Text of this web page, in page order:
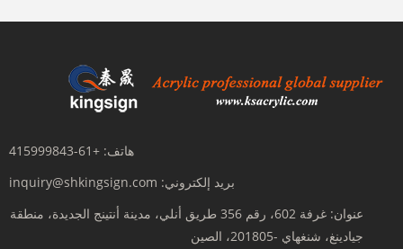
هاتف: +61-415999843
بريد إلكتروني: inquiry@shkingsign.com
عنوان:
غرفة 602، رقم 356 طريق أنلي، مدينة أنتينج الجديدة، منطقة
جيادينغ، شنغهاي -201805، الصين